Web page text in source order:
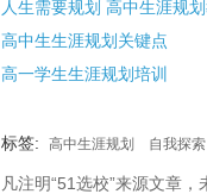
高中生生涯规划关键点
高一学生生涯规划培训
标签: 高中生涯规划 自我探索
凡注明“51选校”来源文章